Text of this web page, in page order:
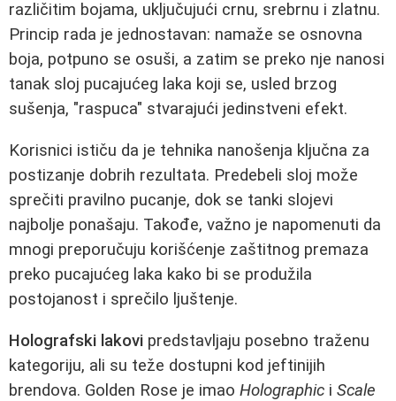
različitim bojama, uključujući crnu, srebrnu i zlatnu.
Princip rada je jednostavan: namaže se osnovna
boja, potpuno se osuši, a zatim se preko nje nanosi
tanak sloj pucajućeg laka koji se, usled brzog
sušenja, "raspuca" stvarajući jedinstveni efekt.
Korisnici ističu da je tehnika nanošenja ključna za
postizanje dobrih rezultata. Predebeli sloj može
sprečiti pravilno pucanje, dok se tanki slojevi
najbolje ponašaju. Takođe, važno je napomenuti da
mnogi preporučuju korišćenje zaštitnog premaza
preko pucajućeg laka kako bi se produžila
postojanost i sprečilo ljuštenje.
Holografski lakovi predstavljaju posebno traženu
kategoriju, ali su teže dostupni kod jeftinijih
brendova. Golden Rose je imao Holographic i Scale